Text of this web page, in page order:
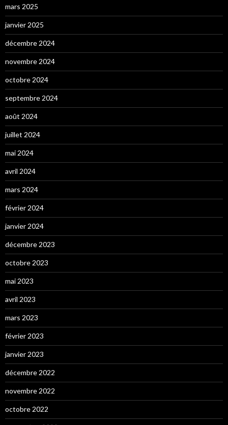
mars 2025
janvier 2025
décembre 2024
novembre 2024
octobre 2024
septembre 2024
août 2024
juillet 2024
mai 2024
avril 2024
mars 2024
février 2024
janvier 2024
décembre 2023
octobre 2023
mai 2023
avril 2023
mars 2023
février 2023
janvier 2023
décembre 2022
novembre 2022
octobre 2022